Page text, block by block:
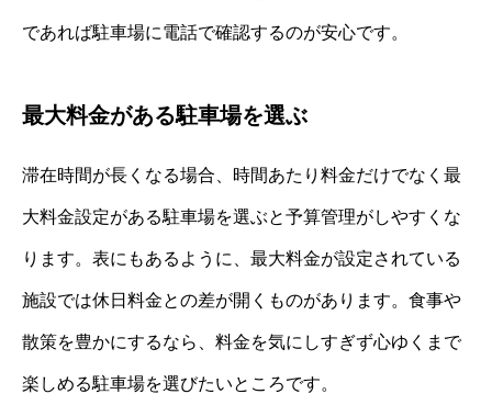
であれば駐車場に電話で確認するのが安心です。
最大料金がある駐車場を選ぶ
滞在時間が長くなる場合、時間あたり料金だけでなく最
大料金設定がある駐車場を選ぶと予算管理がしやすくな
ります。表にもあるように、最大料金が設定されている
施設では休日料金との差が開くものがあります。食事や
散策を豊かにするなら、料金を気にしすぎず心ゆくまで
楽しめる駐車場を選びたいところです。